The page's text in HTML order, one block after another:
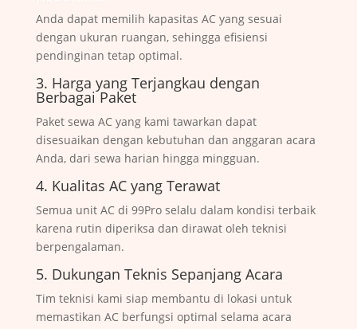
Anda dapat memilih kapasitas AC yang sesuai
dengan ukuran ruangan, sehingga efisiensi
pendinginan tetap optimal.
3. Harga yang Terjangkau dengan
Berbagai Paket
Paket sewa AC yang kami tawarkan dapat
disesuaikan dengan kebutuhan dan anggaran acara
Anda, dari sewa harian hingga mingguan.
4. Kualitas AC yang Terawat
Semua unit AC di 99Pro selalu dalam kondisi terbaik
karena rutin diperiksa dan dirawat oleh teknisi
berpengalaman.
5. Dukungan Teknis Sepanjang Acara
Tim teknisi kami siap membantu di lokasi untuk
memastikan AC berfungsi optimal selama acara